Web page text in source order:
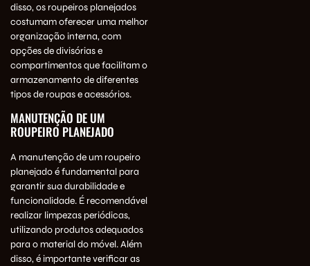
disso, os roupeiros planejados
costumam oferecer uma melhor
organização interna, com
opções de divisórias e
compartimentos que facilitam o
armazenamento de diferentes
tipos de roupas e acessórios.
MANUTENÇÃO DE UM
ROUPEIRO PLANEJADO
A manutenção de um roupeiro
planejado é fundamental para
garantir sua durabilidade e
funcionalidade. É recomendável
realizar limpezas periódicas,
utilizando produtos adequados
para o material do móvel. Além
disso, é importante verificar as